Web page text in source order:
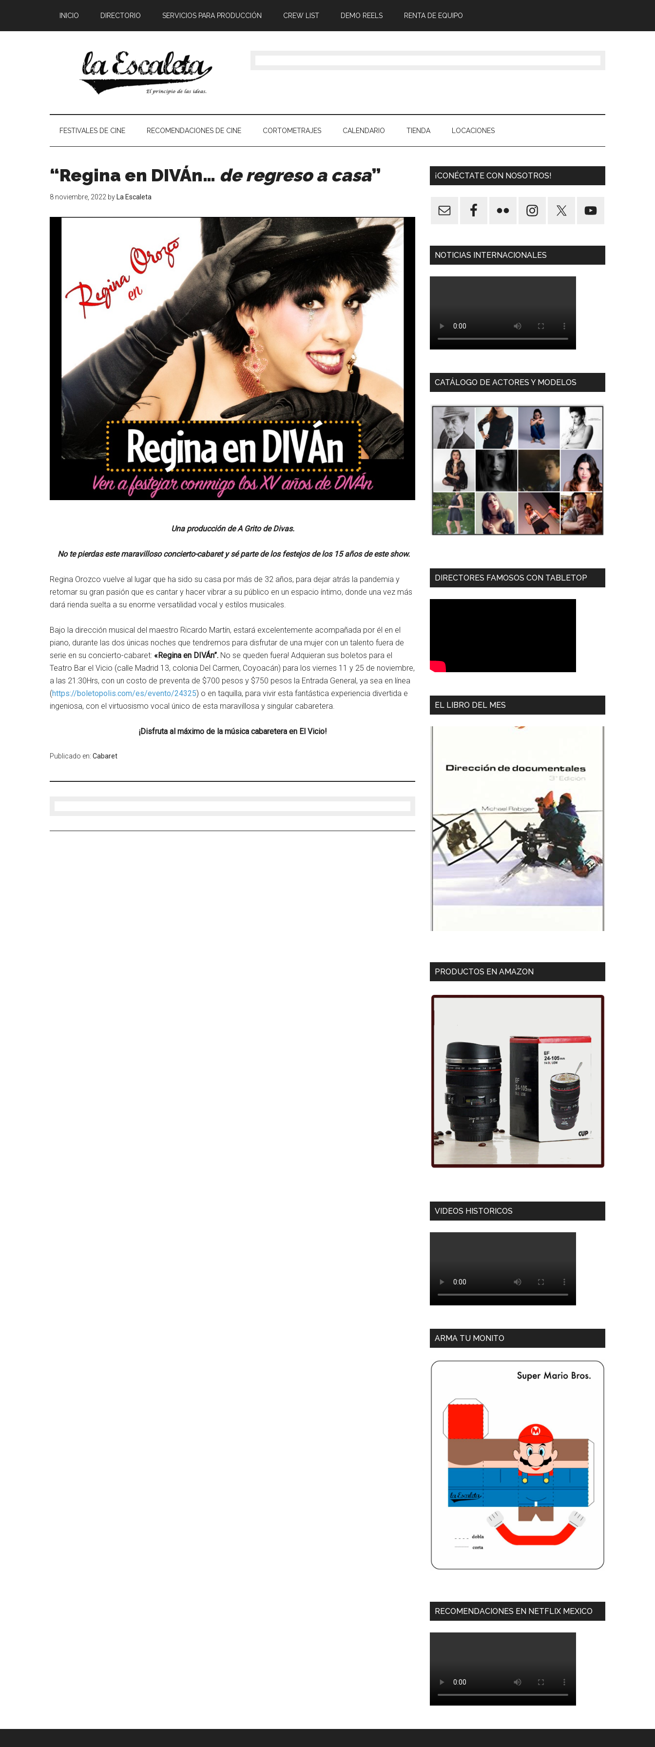
INICIO DIRECTORIO SERVICIOS PARA PRODUCCIÓN CREW LIST DEMO REELS RENTA DE EQUIPO
FESTIVALES DE CINE RECOMENDACIONES DE CINE CORTOMETRAJES CALENDARIO TIENDA LOCACIONES
“Regina en DIVÁn… de regreso a casa”
8 noviembre, 2022 by La Escaleta
Una producción de A Grito de Divas.
No te pierdas este maravilloso concierto-cabaret y sé parte de los festejos de los 15 años de este show.
Regina Orozco vuelve al lugar que ha sido su casa por más de 32 años, para dejar atrás la pandemia y
retomar su gran pasión que es cantar y hacer vibrar a su público en un espacio íntimo, donde una vez más
dará rienda suelta a su enorme versatilidad vocal y estilos musicales.
Bajo la dirección musical del maestro Ricardo Martín, estará excelentemente acompañada por él en el
piano, durante las dos únicas noches que tendremos para disfrutar de una mujer con un talento fuera de
serie en su concierto-cabaret: «Regina en DIVÁn”. No se queden fuera! Adquieran sus boletos para el
Teatro Bar el Vicio (calle Madrid 13, colonia Del Carmen, Coyoacán) para los viernes 11 y 25 de noviembre,
a las 21:30Hrs, con un costo de preventa de $700 pesos y $750 pesos la Entrada General, ya sea en línea
(https://boletopolis.com/es/evento/24325) o en taquilla, para vivir esta fantástica experiencia divertida e
ingeniosa, con el virtuosismo vocal único de esta maravillosa y singular cabaretera.
¡Disfruta al máximo de la música cabaretera en El Vicio!
Publicado en: Cabaret
¡CONÉCTATE CON NOSOTROS!
NOTICIAS INTERNACIONALES
CATÁLOGO DE ACTORES Y MODELOS
DIRECTORES FAMOSOS CON TABLETOP
EL LIBRO DEL MES
PRODUCTOS EN AMAZON
VIDEOS HISTORICOS
ARMA TU MONITO
RECOMENDACIONES EN NETFLIX MEXICO